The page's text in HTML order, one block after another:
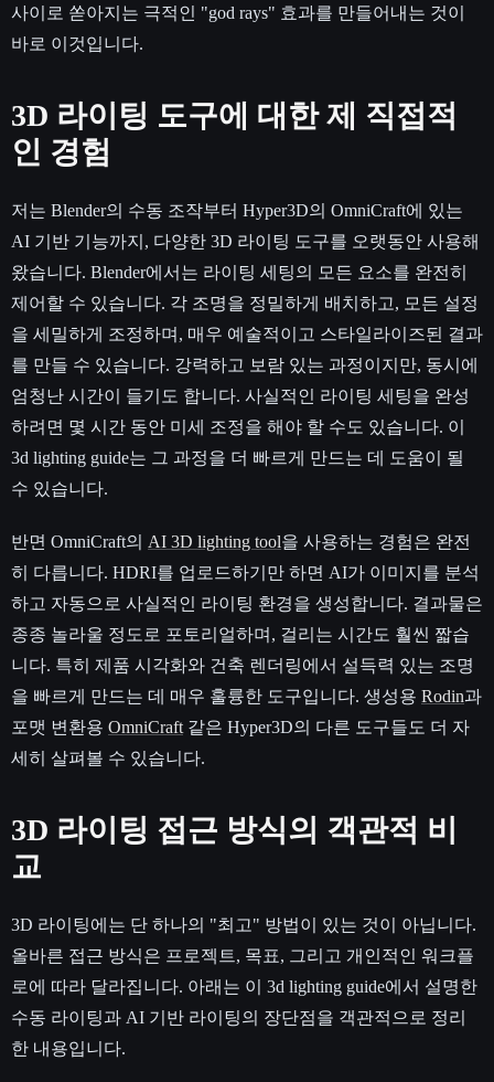
사이로 쏟아지는 극적인 "god rays" 효과를 만들어내는 것이
바로 이것입니다.
3D 라이팅 도구에 대한 제 직접적
인 경험
저는 Blender의 수동 조작부터 Hyper3D의 OmniCraft에 있는
AI 기반 기능까지, 다양한 3D 라이팅 도구를 오랫동안 사용해
왔습니다. Blender에서는 라이팅 세팅의 모든 요소를 완전히
제어할 수 있습니다. 각 조명을 정밀하게 배치하고, 모든 설정
을 세밀하게 조정하며, 매우 예술적이고 스타일라이즈된 결과
를 만들 수 있습니다. 강력하고 보람 있는 과정이지만, 동시에
엄청난 시간이 들기도 합니다. 사실적인 라이팅 세팅을 완성
하려면 몇 시간 동안 미세 조정을 해야 할 수도 있습니다. 이
3d lighting guide는 그 과정을 더 빠르게 만드는 데 도움이 될
수 있습니다.
반면 OmniCraft의 AI 3D lighting tool을 사용하는 경험은 완전
히 다릅니다. HDRI를 업로드하기만 하면 AI가 이미지를 분석
하고 자동으로 사실적인 라이팅 환경을 생성합니다. 결과물은
종종 놀라울 정도로 포토리얼하며, 걸리는 시간도 훨씬 짧습
니다. 특히 제품 시각화와 건축 렌더링에서 설득력 있는 조명
을 빠르게 만드는 데 매우 훌륭한 도구입니다. 생성용 Rodin과
포맷 변환용 OmniCraft 같은 Hyper3D의 다른 도구들도 더 자
세히 살펴볼 수 있습니다.
3D 라이팅 접근 방식의 객관적 비
교
3D 라이팅에는 단 하나의 "최고" 방법이 있는 것이 아닙니다.
올바른 접근 방식은 프로젝트, 목표, 그리고 개인적인 워크플
로에 따라 달라집니다. 아래는 이 3d lighting guide에서 설명한
수동 라이팅과 AI 기반 라이팅의 장단점을 객관적으로 정리
한 내용입니다.